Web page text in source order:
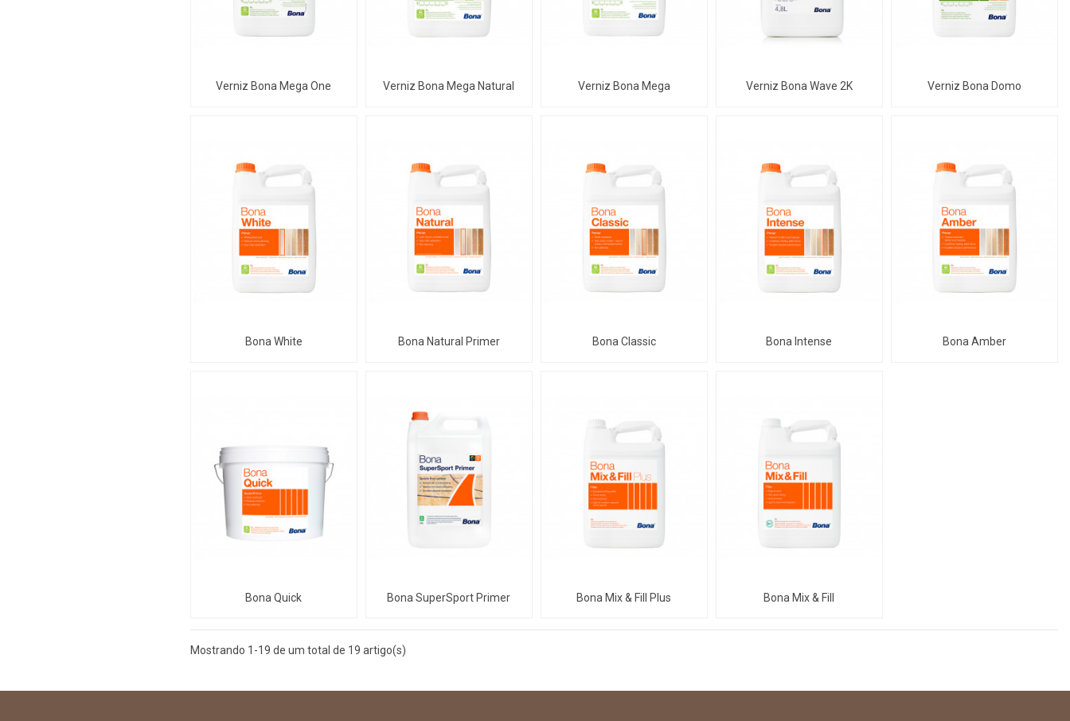
Verniz Bona Mega One Verniz Bona Mega Natural Verniz Bona Mega Verniz Bona Wave 2K Verniz Bona Domo
Bona White Bona Natural Primer Bona Classic Bona Intense Bona Amber
Bona Quick Bona SuperSport Primer Bona Mix & Fill Plus Bona Mix & Fill
Mostrando 1-19 de um total de 19 artigo(s)